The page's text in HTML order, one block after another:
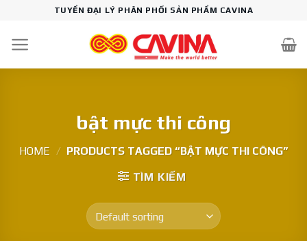
content
TUYỂN ĐẠI LÝ PHÂN PHỐI SẢN PHẨM CAVINA
bật mực thi công
HOME / PRODUCTS TAGGED “BẬT MỰC THI CÔNG”
TÌM KIẾM